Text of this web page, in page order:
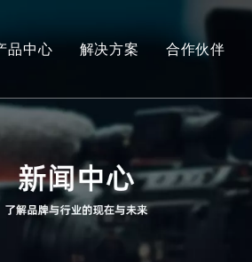
品中心 解决方案 合作伙伴